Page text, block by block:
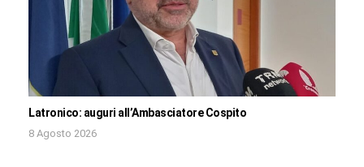
Latronico: auguri all’Ambasciatore Cospito
8 Agosto 2026